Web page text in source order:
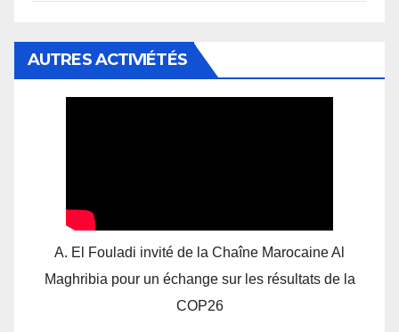
AUTRES ACTIVIÉTÉS
A. El Fouladi invité de la Chaîne Marocaine Al
Maghribia pour un échange sur les résultats de la
COP26